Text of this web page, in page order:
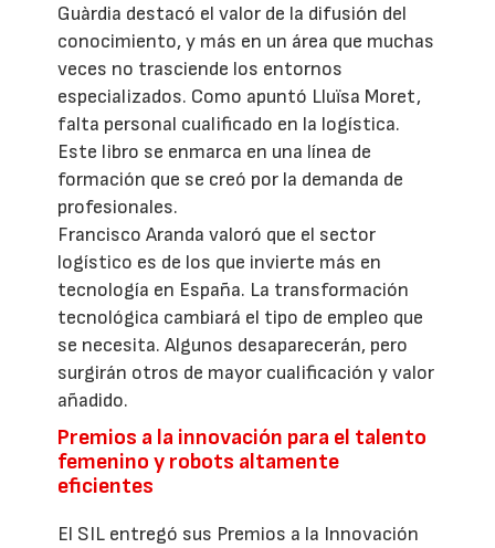
Guàrdia destacó el valor de la difusión del
conocimiento, y más en un área que muchas
veces no trasciende los entornos
especializados. Como apuntó Lluïsa Moret,
falta personal cualificado en la logística.
Este libro se enmarca en una línea de
formación que se creó por la demanda de
profesionales.
Francisco Aranda valoró que el sector
logístico es de los que invierte más en
tecnología en España. La transformación
tecnológica cambiará el tipo de empleo que
se necesita. Algunos desaparecerán, pero
surgirán otros de mayor cualificación y valor
añadido.
Premios a la innovación para el talento
femenino y robots altamente
eficientes
El SIL entregó sus Premios a la Innovación